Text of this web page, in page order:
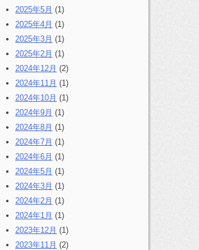
2025年5月 (1)
2025年4月 (1)
2025年3月 (1)
2025年2月 (1)
2024年12月 (2)
2024年11月 (1)
2024年10月 (1)
2024年9月 (1)
2024年8月 (1)
2024年7月 (1)
2024年6月 (1)
2024年5月 (1)
2024年3月 (1)
2024年2月 (1)
2024年1月 (1)
2023年12月 (1)
2023年11月 (2)